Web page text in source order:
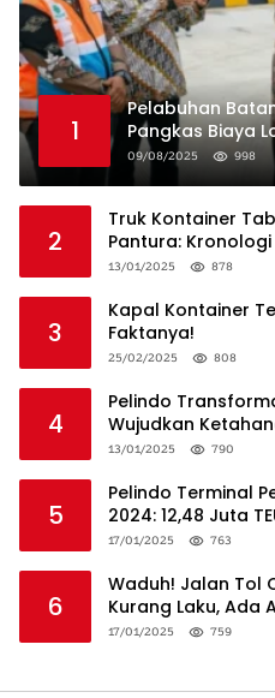
1
Pelabuhan
Pangkas Biaya
09/08/2025 998
2
Truk Kontainer
Pantura:
13/01/2025 878
3
Kapal Kontainer
Faktanya!
25/02/2025 808
4
Pelindo
Wujudkan
Global
13/01/2025 790
5
Pelindo Terminal
2024: 12,48 Juta
Logistik Nasional
17/01/2025 763
6
Waduh! Jalan Tol
Kurang Laku, Ada
17/01/2025 759